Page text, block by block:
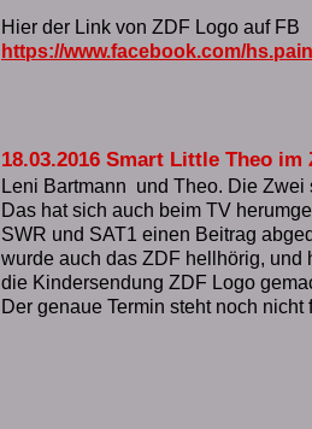
Hier der Link von ZDF Logo auf FB
https://www.facebook.com/
18.03.2016 Smart Little Theo im
Leni Bartmann und Theo. Die
Das hat sich auch beim TV
SWR und SAT1 einen Beitrag
wurde auch das ZDF hellhörig, und
die Kindersendung ZDF Logo
Der genaue Termin steht noch nicht